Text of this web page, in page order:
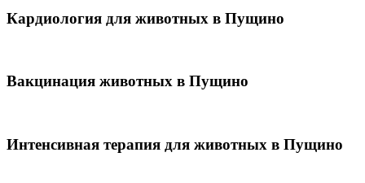
Кардиология для животных в Пущино
Вакцинация животных в Пущино
Интенсивная терапия для животных в Пущино